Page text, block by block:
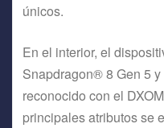
únicos.
En el interior, el
Snapdragon® 8 Gen 5
reconocido con el
principales atributos se